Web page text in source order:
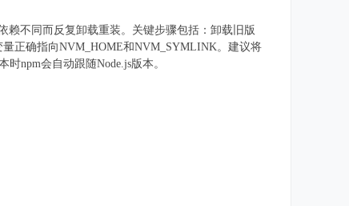
赖不同而反复卸载重装。关键步骤包括：卸载旧版
量正确指向NVM_HOME和NVM_SYMLINK。建议将
npm会自动跟随Node.js版本。